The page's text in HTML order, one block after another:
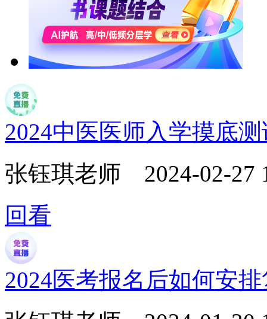
2024中医医师入学摸底
张钰琪老师 2024-02-27
回看
2024医考报名后如何安